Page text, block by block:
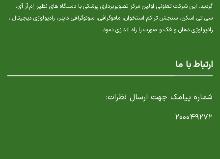
گردید. این شرکت تعاونی اولین مرکز تصویربرداری پزشکی با دستگاه های نظیر إم آر آی،
سی تی اسکن، سنجش تراکم استخوان، ماموگرافی، سونوگرافی داپلر، رادیولوژی دیجیتال ،
رادیولوژی دهان و فک و صورت را راه اندازی نمود.
ارتباط با ما
شماره پیامک جهت ارسال نظرات:
۲۰۰۰۴۹۲۷۲